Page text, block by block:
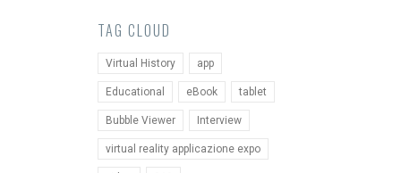
TAG CLOUD
Virtual History app
Educational eBook tablet
Bubble Viewer Interview
virtual reality applicazione expo